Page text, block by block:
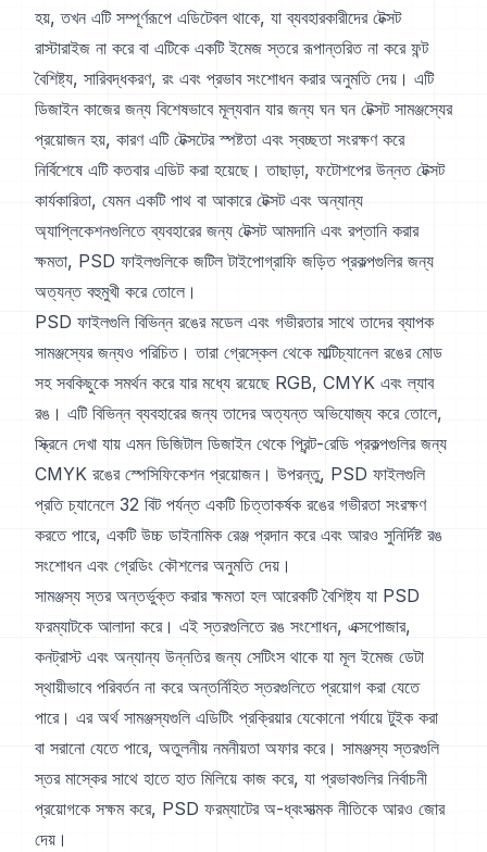
হয়, তখন এটি সম্পূর্ণরূপে এডিটেবল থাকে, যা ব্যবহারকারীদের টেক্সট
রাস্টারাইজ না করে বা এটিকে একটি ইমেজ স্তরে রূপান্তরিত না করে ফন্ট
বৈশিষ্ট্য, সারিবদ্ধকরণ, রং এবং প্রভাব সংশোধন করার অনুমতি দেয়। এটি
ডিজাইন কাজের জন্য বিশেষভাবে মূল্যবান যার জন্য ঘন ঘন টেক্সট সামঞ্জস্যের
প্রয়োজন হয়, কারণ এটি টেক্সটের স্পষ্টতা এবং স্বচ্ছতা সংরক্ষণ করে
নির্বিশেষে এটি কতবার এডিট করা হয়েছে। তাছাড়া, ফটোশপের উন্নত টেক্সট
কার্যকারিতা, যেমন একটি পাথ বা আকারে টেক্সট এবং অন্যান্য
অ্যাপ্লিকেশনগুলিতে ব্যবহারের জন্য টেক্সট আমদানি এবং রপ্তানি করার
ক্ষমতা, PSD ফাইলগুলিকে জটিল টাইপোগ্রাফি জড়িত প্রকল্পগুলির জন্য
অত্যন্ত বহুমুখী করে তোলে।
PSD ফাইলগুলি বিভিন্ন রঙের মডেল এবং গভীরতার সাথে তাদের ব্যাপক
সামঞ্জস্যের জন্যও পরিচিত। তারা গ্রেস্কেল থেকে মাল্টিচ্যানেল রঙের মোড
সহ সবকিছুকে সমর্থন করে যার মধ্যে রয়েছে RGB, CMYK এবং ল্যাব
রঙ। এটি বিভিন্ন ব্যবহারের জন্য তাদের অত্যন্ত অভিযোজ্য করে তোলে,
স্ক্রিনে দেখা যায় এমন ডিজিটাল ডিজাইন থেকে প্রিন্ট-রেডি প্রকল্পগুলির জন্য
CMYK রঙের স্পেসিফিকেশন প্রয়োজন। উপরন্তু, PSD ফাইলগুলি
প্রতি চ্যানেলে 32 বিট পর্যন্ত একটি চিত্তাকর্ষক রঙের গভীরতা সংরক্ষণ
করতে পারে, একটি উচ্চ ডাইনামিক রেঞ্জ প্রদান করে এবং আরও সুনির্দিষ্ট রঙ
সংশোধন এবং গ্রেডিং কৌশলের অনুমতি দেয়।
সামঞ্জস্য স্তর অন্তর্ভুক্ত করার ক্ষমতা হল আরেকটি বৈশিষ্ট্য যা PSD
ফরম্যাটকে আলাদা করে। এই স্তরগুলিতে রঙ সংশোধন, এক্সপোজার,
কনট্রাস্ট এবং অন্যান্য উন্নতির জন্য সেটিংস থাকে যা মূল ইমেজ ডেটা
স্থায়ীভাবে পরিবর্তন না করে অন্তর্নিহিত স্তরগুলিতে প্রয়োগ করা যেতে
পারে। এর অর্থ সামঞ্জস্যগুলি এডিটিং প্রক্রিয়ার যেকোনো পর্যায়ে টুইক করা
বা সরানো যেতে পারে, অতুলনীয় নমনীয়তা অফার করে। সামঞ্জস্য স্তরগুলি
স্তর মাস্কের সাথে হাতে হাত মিলিয়ে কাজ করে, যা প্রভাবগুলির নির্বাচনী
প্রয়োগকে সক্ষম করে, PSD ফরম্যাটের অ-ধ্বংসাত্মক নীতিকে আরও জোর
দেয়।